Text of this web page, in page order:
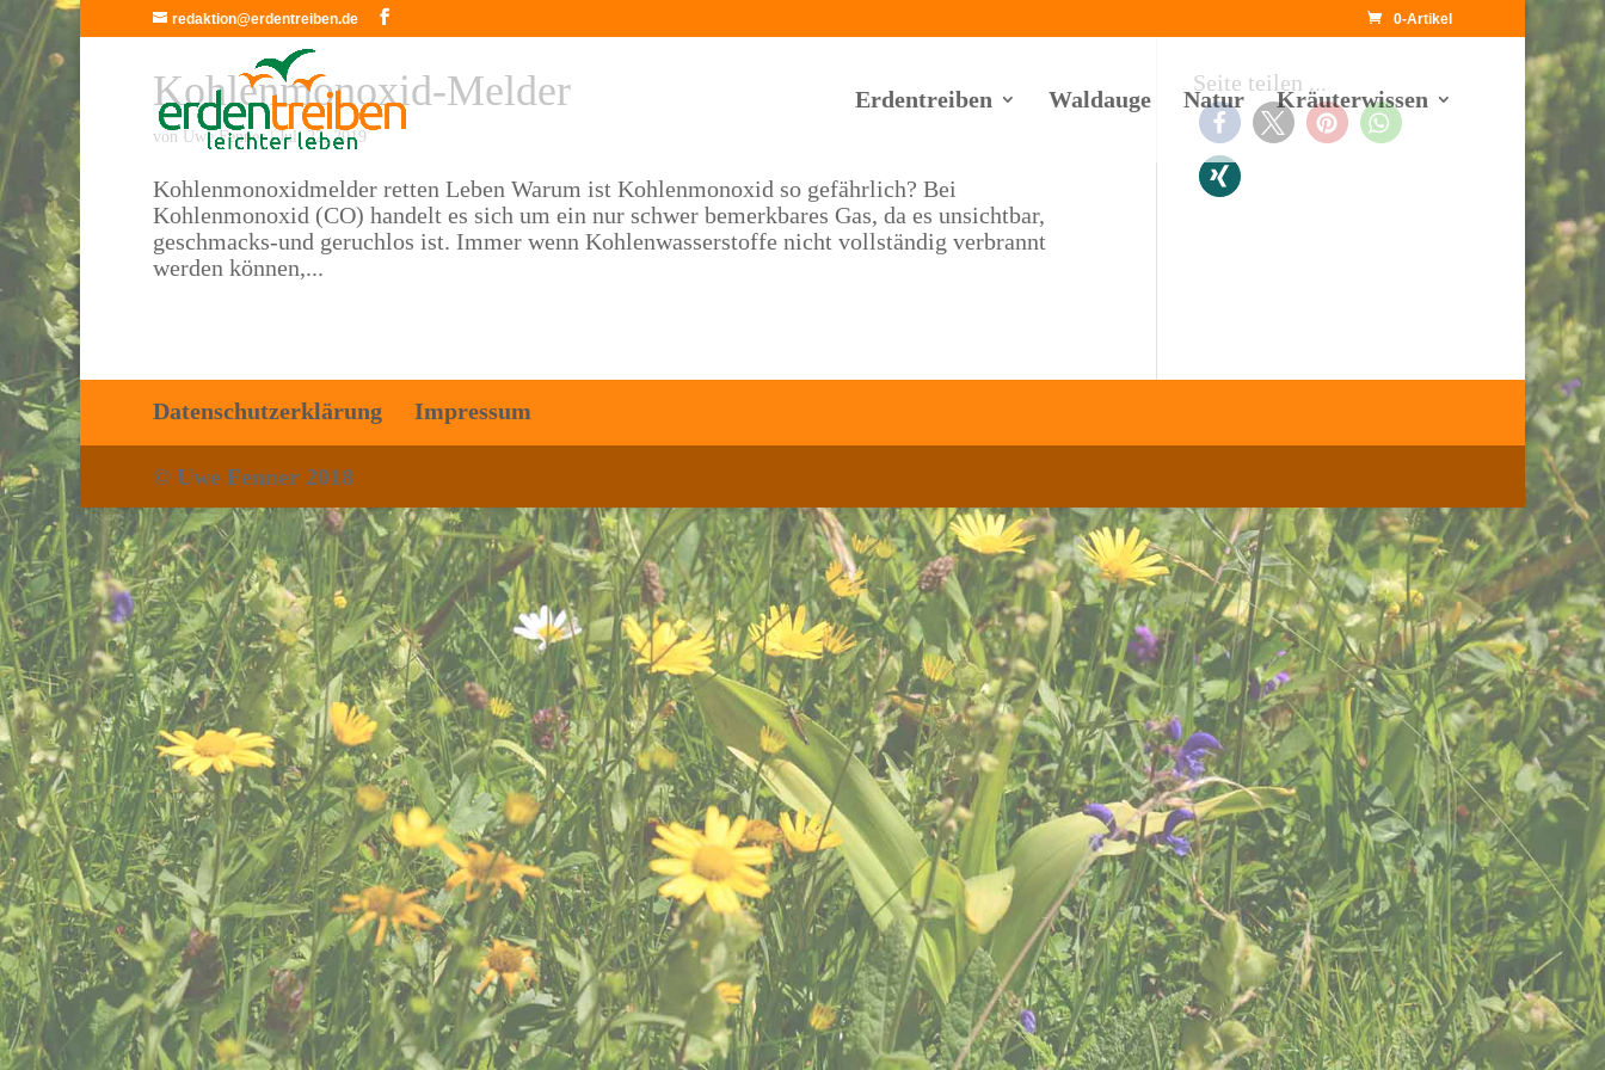
redaktion@erdentreiben.de 0-Artikel
Erdentreiben Waldauge Natur Kräuterwissen
Kohlenmonoxid-Melder
von Uwe Fenner|Juli 22, 2019
Kohlenmonoxidmelder retten Leben Warum ist Kohlenmonoxid so gefährlich? Bei
Kohlenmonoxid (CO) handelt es sich um ein nur schwer bemerkbares Gas, da es unsichtbar,
geschmacks-und geruchlos ist. Immer wenn Kohlenwasserstoffe nicht vollständig verbrannt
werden können,...
Seite teilen ...
Datenschutzerklärung Impressum
© Uwe Fenner 2018